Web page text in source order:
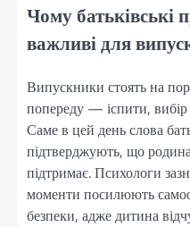
Чому батьківські
важливі для
Випускники стоять на
попереду — іспити, вибір
Саме в цей день слова
підтверджують, що
підтримає. Психологи
моменти посилюють
безпеки, адже дитина